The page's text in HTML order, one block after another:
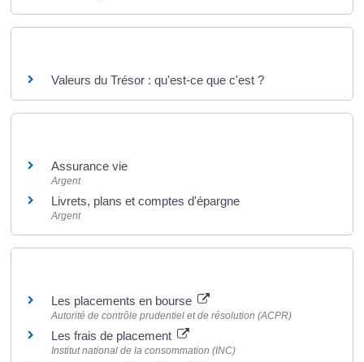
Valeurs du Trésor : qu'est-ce que c'est ?
Assurance vie
Argent
Livrets, plans et comptes d'épargne
Argent
Les placements en bourse
Autorité de contrôle prudentiel et de résolution (ACPR)
Les frais de placement
Institut national de la consommation (INC)